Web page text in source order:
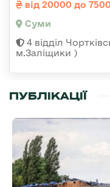
від 20000 до
Суми
4 відділ
м.Заліщики )
ПУБЛІКАЦІЇ